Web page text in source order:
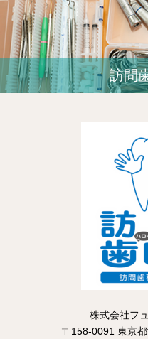
訪問
株式会社フ
〒158-0091 東京